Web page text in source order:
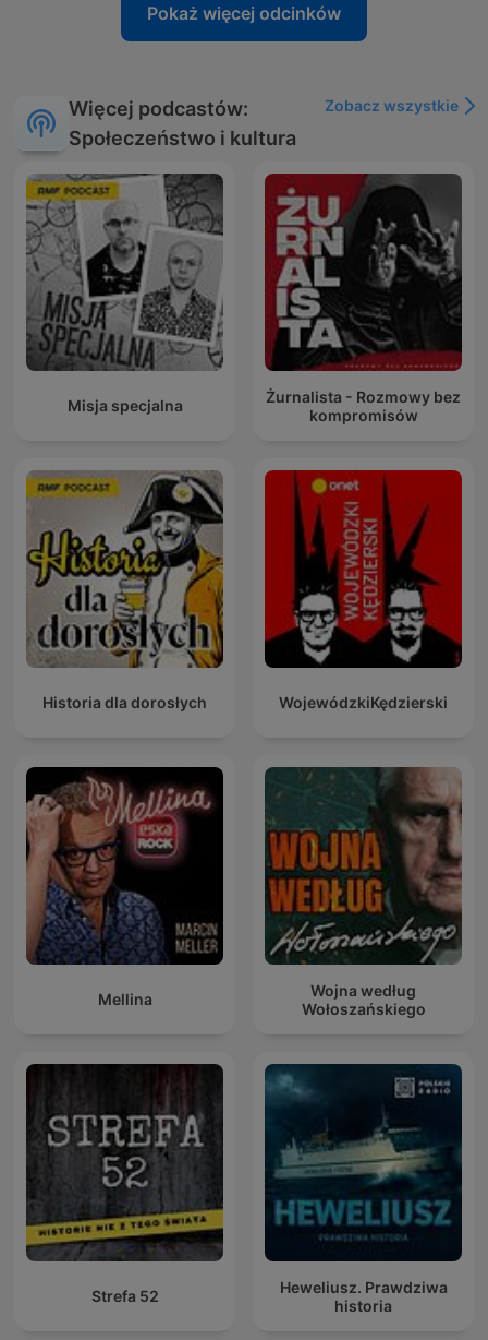
Pokaż więcej odcinków
Więcej podcastów:
Społeczeństwo i kultura
Zobacz wszystkie
Misja specjalna
Żurnalista - Rozmowy bez
kompromisów
Historia dla dorosłych WojewódzkiKędzierski
Mellina
Wojna według
Wołoszańskiego
Strefa 52
Heweliusz. Prawdziwa
historia